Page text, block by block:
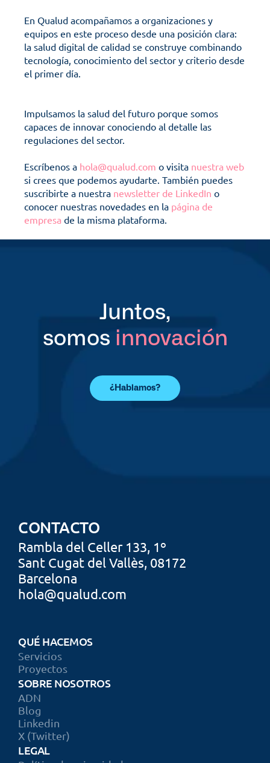
En Qualud acompañamos a organizaciones y
equipos en este proceso desde una posición clara:
la salud digital de calidad se construye combinando
tecnología, conocimiento del sector y criterio desde
el primer día.
Impulsamos la salud del futuro porque somos
capaces de innovar conociendo al detalle las
regulaciones del sector.
Escríbenos a hola@qualud.com o visita nuestra web
si crees que podemos ayudarte. También puedes
suscribirte a nuestra newsletter de LinkedIn o
conocer nuestras novedades en la página de
empresa de la misma plataforma.
Juntos,
somos innovación
¿Hablamos?
CONTACTO
Rambla del Celler 133, 1º
Sant Cugat del Vallès, 08172
Barcelona
hola@qualud.com
QUÉ HACEMOS
Servicios
Proyectos
SOBRE NOSOTROS
ADN
Blog
Linkedin
X (Twitter)
LEGAL